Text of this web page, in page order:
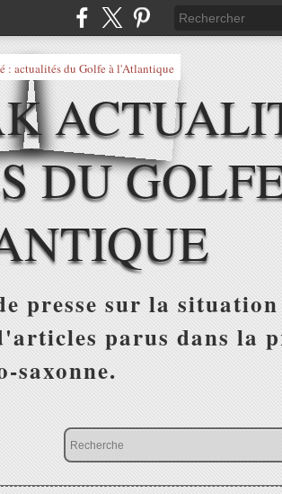
DU
presse sur la
parus dans la
saxonne.